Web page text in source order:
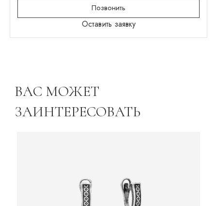
Позвонить
Оставить заявку
ВАС МОЖЕТ
ЗАИНТЕРЕСОВАТЬ